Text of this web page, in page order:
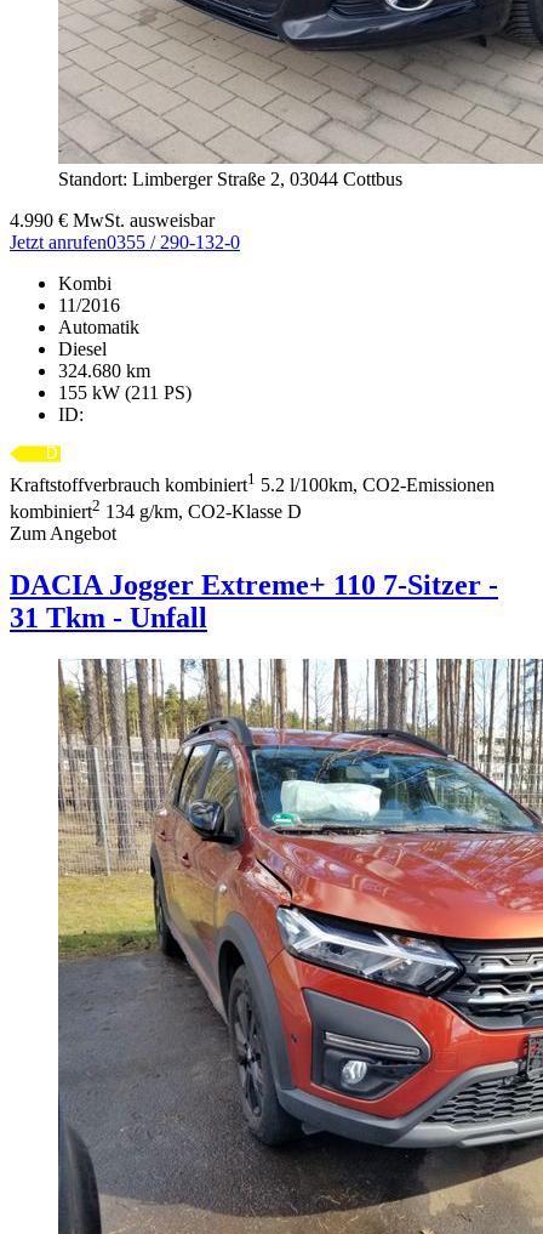
Standort: Limberger Straße 2, 03044 Cottbus
4.990 € MwSt. ausweisbar
Jetzt anrufen0355 / 290-132-0
Kombi
11/2016
Automatik
Diesel
324.680 km
155 kW (211 PS)
ID:
Kraftstoffverbrauch kombiniert1 5.2 l/100km, CO2-Emissionen
kombiniert2 134 g/km, CO2-Klasse D
Zum Angebot
DACIA Jogger Extreme+ 110 7-Sitzer -
31 Tkm - Unfall